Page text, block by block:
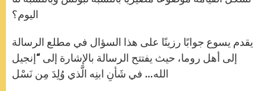
اليوم؟
يقدم يسوع جوابًا رزينًا على هذا السؤال في مطلع الرسالة
إلى أهل روما، حيث يفتتح الرسالة بالإشارة إلى “إنجيل
الله… في شَأنِ ابنِه الَّذي وُلِدَ مِن نَسْل